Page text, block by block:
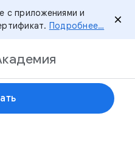
с приложениями и
Подробнее…